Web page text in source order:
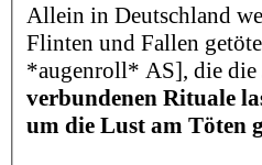
Allein in Deutschland
Flinten und Fallen
*augenroll* AS], die die
verbundenen Rituale
um die Lust am Töten